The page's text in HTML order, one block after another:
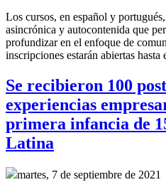
Los cursos, en español y
asincrónica y autocontenida que
profundizar en el enfoque de
inscripciones estarán abiertas hasta
Se recibieron 100
experiencias
primera infancia de
Latina
martes, 7 de septiembre de 2021